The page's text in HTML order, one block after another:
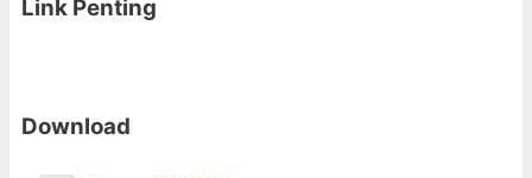
Link Penting
Download